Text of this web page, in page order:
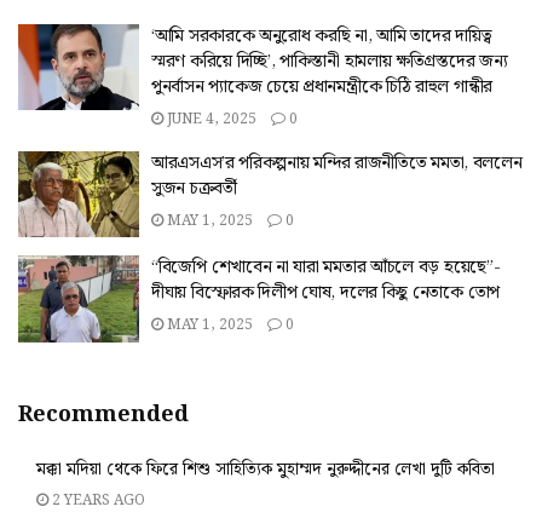
‘আমি সরকারকে অনুরোধ করছি না, আমি তাদের দায়িত্ব
স্মরণ করিয়ে দিচ্ছি’, পাকিস্তানী হামলায় ক্ষতিগ্রস্তদের জন্য
পুনর্বাসন প্যাকেজ চেয়ে প্রধানমন্ত্রীকে চিঠি রাহুল গান্ধীর
JUNE 4, 2025 0
আরএসএস’র পরিকল্পনায় মন্দির রাজনীতিতে মমতা, বললেন
সুজন চক্রবর্তী
MAY 1, 2025 0
“বিজেপি শেখাবেন না যারা মমতার আঁচলে বড় হয়েছে”-
দীঘায় বিস্ফোরক দিলীপ ঘোষ, দলের কিছু নেতাকে তোপ
MAY 1, 2025 0
Recommended
মক্কা মদিয়া থেকে ফিরে শিশু সাহিত্যিক মুহাম্মদ নুরুদ্দীনের লেখা দুটি কবিতা
2 YEARS AGO